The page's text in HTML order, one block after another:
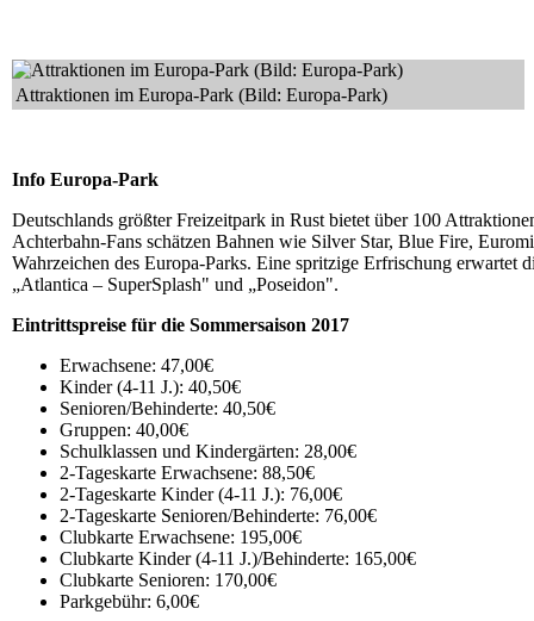
Attraktionen im Europa-Park (Bild: Europa-Park)
Info Europa-Park
Deutschlands größter Freizeitpark in Rust bietet über 100
Achterbahn-Fans schätzen Bahnen wie Silver Star, Blue Fire,
Wahrzeichen des Europa-Parks. Eine spritzige Erfrischung erwartet
„Atlantica – SuperSplash" und „Poseidon".
Eintrittspreise für die Sommersaison 2017
Erwachsene: 47,00€
Kinder (4-11 J.): 40,50€
Senioren/Behinderte: 40,50€
Gruppen: 40,00€
Schulklassen und Kindergärten: 28,00€
2-Tageskarte Erwachsene: 88,50€
2-Tageskarte Kinder (4-11 J.): 76,00€
2-Tageskarte Senioren/Behinderte: 76,00€
Clubkarte Erwachsene: 195,00€
Clubkarte Kinder (4-11 J.)/Behinderte: 165,00€
Clubkarte Senioren: 170,00€
Parkgebühr: 6,00€